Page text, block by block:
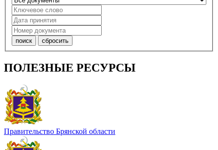
ПОЛЕЗНЫЕ РЕСУРСЫ
Правительство Брянской области